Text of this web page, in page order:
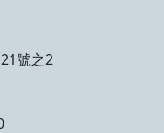
號之2